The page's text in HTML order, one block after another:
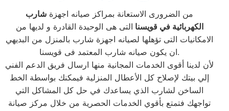
من الضرورى الاستعانة بمراكز صيانه اجهزة شارب
الكهربائية في قويسنا التى هى الوحيدة القادرة و لديها من
الامكانيات التى تؤهلها لصيانه اجهزة شارب بالمنزل من البديهي
ان يكون صيانه شارب المعتمد فى قويسنا.
لأن لدينا أقوى الخدمات المجانية منها ارسال فريق الدعم الفني
إلي بيتك لإصلاح كل الأعطال المنزلية فيمكنك بواسطة الخط
الساخن لشارب الذي يساعدك في حل كل المشاكل التي
تواجهك فتمتع بأقوي الخدمات الحصرية من خلال مركز صيانة